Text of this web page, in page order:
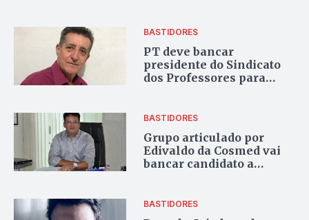
BASTIDORES
PT deve bancar
presidente do Sindicato
dos Professores para
BASTIDORES
Grupo articulado por
Edivaldo da Cosmed vai
bancar candidato a
BASTIDORES